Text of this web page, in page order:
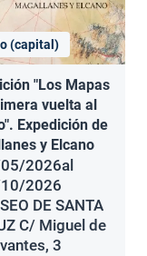
(capital)
"Los Mapas
vuelta al
Expedición de
y Elcano
2026al
2026
DE SANTA
C/ Miguel de
3